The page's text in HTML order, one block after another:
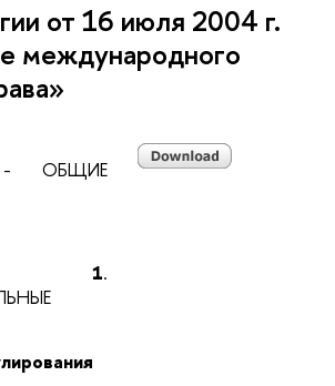
от 16 июля 2004 г.
международного
ОБЩИЕ
1.